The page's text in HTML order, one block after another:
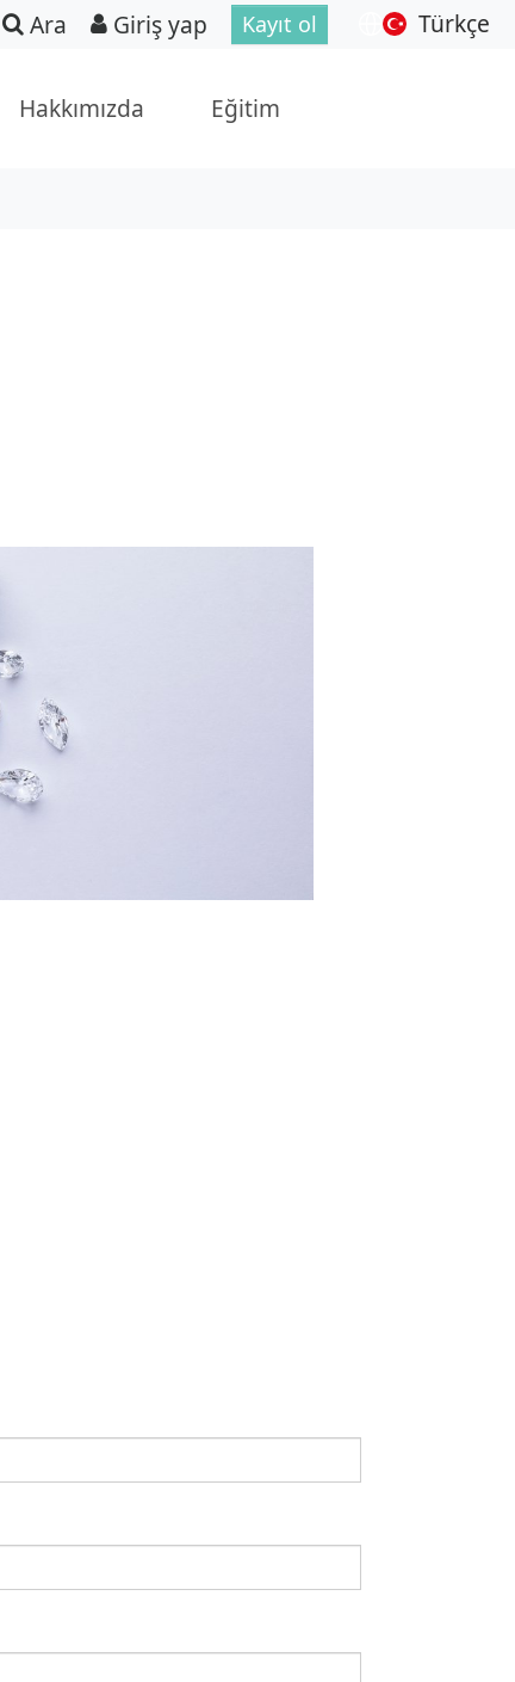
Ara Giriş yap Kayıt ol Türkçe
Hakkımızda Eğitim